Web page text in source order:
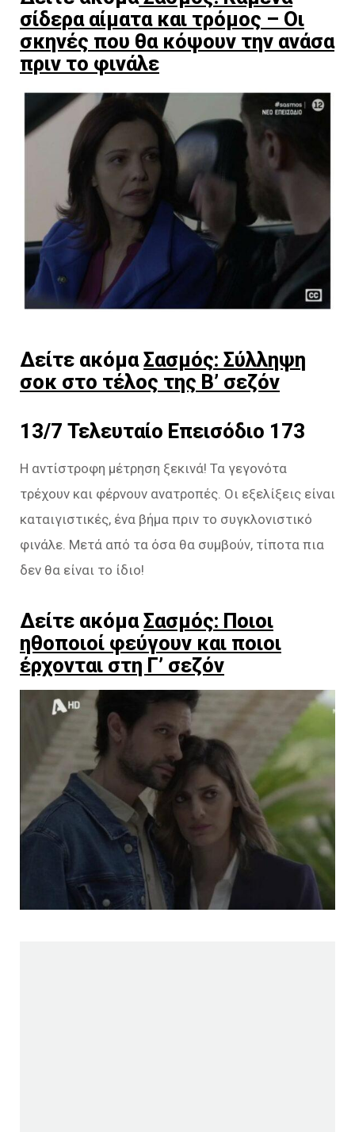
σίδερα αίματα και τρόμος – Οι
σκηνές που θα κόψουν την ανάσα
πριν το φινάλε
Δείτε ακόμαΣασμός: Σύλληψη
σοκ στο τέλος της Β’ σεζόν
13/7 Τελευταίο Επεισόδιο 173
Η αντίστροφη μέτρηση ξεκινά! Τα γεγονότα
τρέχουν και φέρνουν ανατροπές. Οι εξελίξεις είναι
καταιγιστικές, ένα βήμα πριν το συγκλονιστικό
φινάλε. Μετά από τα όσα θα συμβούν, τίποτα πια
δεν θα είναι το ίδιο!
Δείτε ακόμαΣασμός: Ποιοι
ηθοποιοί φεύγουν και ποιοι
έρχονται στη Γ’ σεζόν